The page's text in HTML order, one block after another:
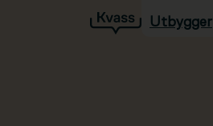
Hopp til hovedinnholdUtbygger